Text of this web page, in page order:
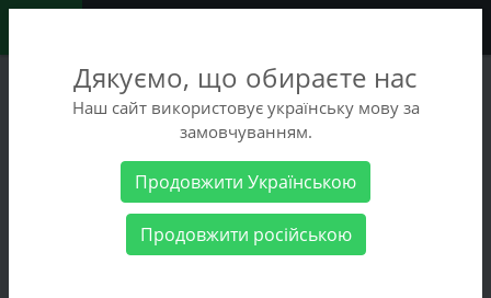
+38 (068) 486-90-09
+38 (093) 486-90-09
Женские товары Женская обувь Ботинки
Дякуємо, що обираєте нас
Наш сайт використовує українську мову за
замовчуванням.
Продовжити Українською
Продовжити російською